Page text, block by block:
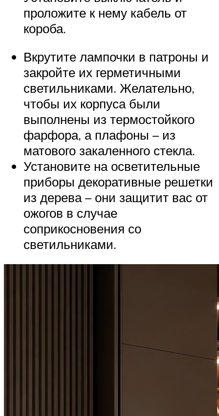
проложите к нему кабель от
короба.
Вкрутите лампочки в патроны и
закройте их герметичными
светильниками. Желательно,
чтобы их корпуса были
выполнены из термостойкого
фарфора, а плафоны – из
матового закаленного стекла.
Установите на осветительные
приборы декоративные решетки
из дерева – они защитит вас от
ожогов в случае
соприкосновения со
светильниками.